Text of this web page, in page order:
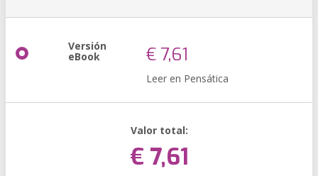
Versión
eBook € 7,61
Leer en Pensática
Valor total:
€ 7,61